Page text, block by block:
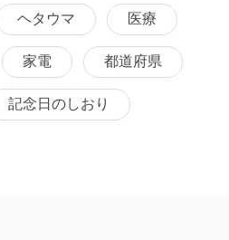
ヘタウマ 医療
家電 都道府県
記念日のしおり